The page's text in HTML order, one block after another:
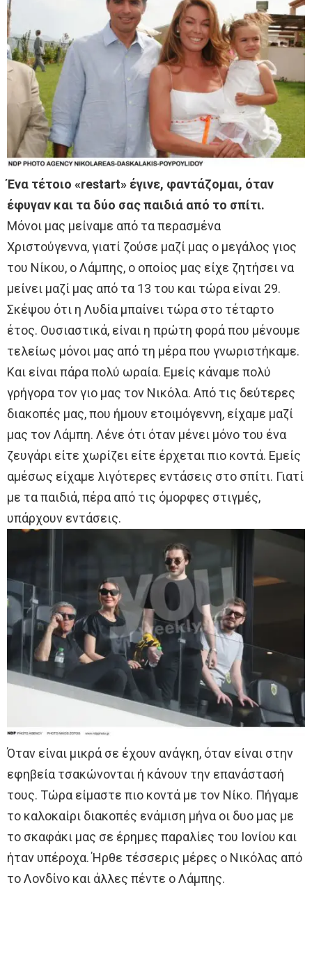
Ένα τέτοιο «restart» έγινε, φαντάζομαι, όταν
έφυγαν και τα δύο σας παιδιά από το σπίτι.
Μόνοι μας μείναμε από τα περασμένα
Χριστούγεννα, γιατί ζούσε μαζί μας ο μεγάλος γιος
του Νίκου, ο Λάμπης, ο οποίος μας είχε ζητήσει να
μείνει μαζί μας από τα 13 του και τώρα είναι 29.
Σκέψου ότι η Λυδία μπαίνει τώρα στο τέταρτο
έτος. Ουσιαστικά, είναι η πρώτη φορά που μένουμε
τελείως μόνοι μας από τη μέρα που γνωριστήκαμε.
Και είναι πάρα πολύ ωραία. Εμείς κάναμε πολύ
γρήγορα τον γιο μας τον Νικόλα. Από τις δεύτερες
διακοπές μας, που ήμουν ετοιμόγεννη, είχαμε μαζί
μας τον Λάμπη. Λένε ότι όταν μένει μόνο του ένα
ζευγάρι είτε χωρίζει είτε έρχεται πιο κοντά. Εμείς
αμέσως είχαμε λιγότερες εντάσεις στο σπίτι. Γιατί
με τα παιδιά, πέρα από τις όμορφες στιγμές,
υπάρχουν εντάσεις.
Όταν είναι μικρά σε έχουν ανάγκη, όταν είναι στην
εφηβεία τσακώνονται ή κάνουν την επανάστασή
τους. Τώρα είμαστε πιο κοντά με τον Νίκο. Πήγαμε
το καλοκαίρι διακοπές ενάμιση μήνα οι δυο μας με
το σκαφάκι μας σε έρημες παραλίες του Ιονίου και
ήταν υπέροχα. Ήρθε τέσσερις μέρες ο Νικόλας από
το Λονδίνο και άλλες πέντε ο Λάμπης.